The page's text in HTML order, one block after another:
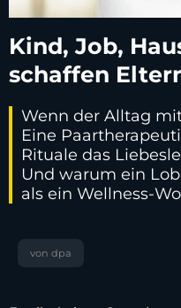
Kind, Job,
schaffen
Wenn der Alltag
Eine
Rituale das
Und warum ein
als ein Wellness-
von dpa